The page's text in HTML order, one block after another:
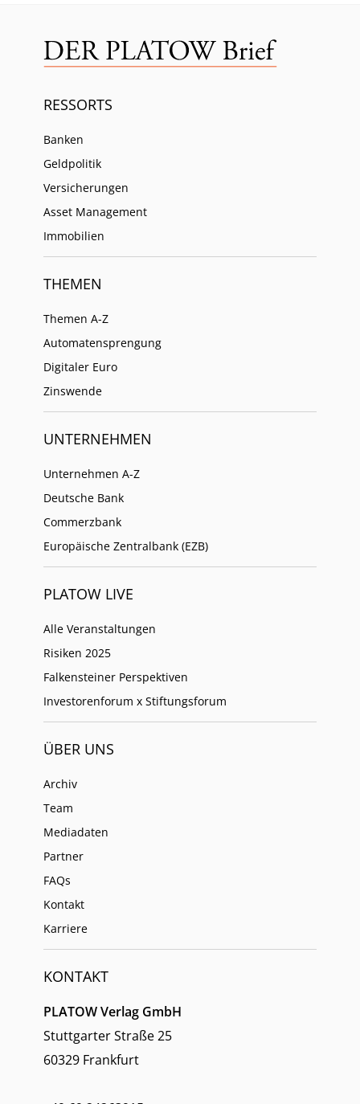
RESSORTS
Banken
Geldpolitik
Versicherungen
Asset Management
Immobilien
THEMEN
Themen A-Z
Automatensprengung
Digitaler Euro
Zinswende
UNTERNEHMEN
Unternehmen A-Z
Deutsche Bank
Commerzbank
Europäische Zentralbank (EZB)
PLATOW LIVE
Alle Veranstaltungen
Risiken 2025
Falkensteiner Perspektiven
Investorenforum x Stiftungsforum
ÜBER UNS
Archiv
Team
Mediadaten
Partner
FAQs
Kontakt
Karriere
KONTAKT
PLATOW Verlag GmbH
Stuttgarter Straße 25
60329 Frankfurt